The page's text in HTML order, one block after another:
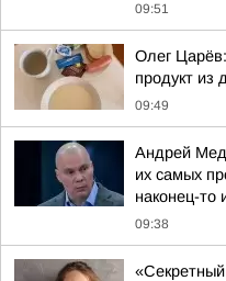
09:51
Олег
продукт из
09:49
Андрей
их самых
наконец-то
09:38
«Секретный